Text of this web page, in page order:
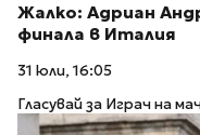
Жалко: Адриан
финала в Италия
31 юли, 16:05
Гласувай за Играч на